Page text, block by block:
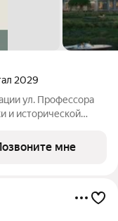
2029
и исторической
В пешей
мне